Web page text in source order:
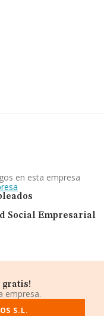
en esta empresa
Social Empresarial
gratis!
empresa.
S.L.